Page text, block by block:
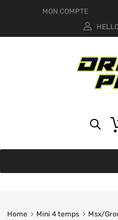
MON COMPTE
Home Mini 4 temps Msx/